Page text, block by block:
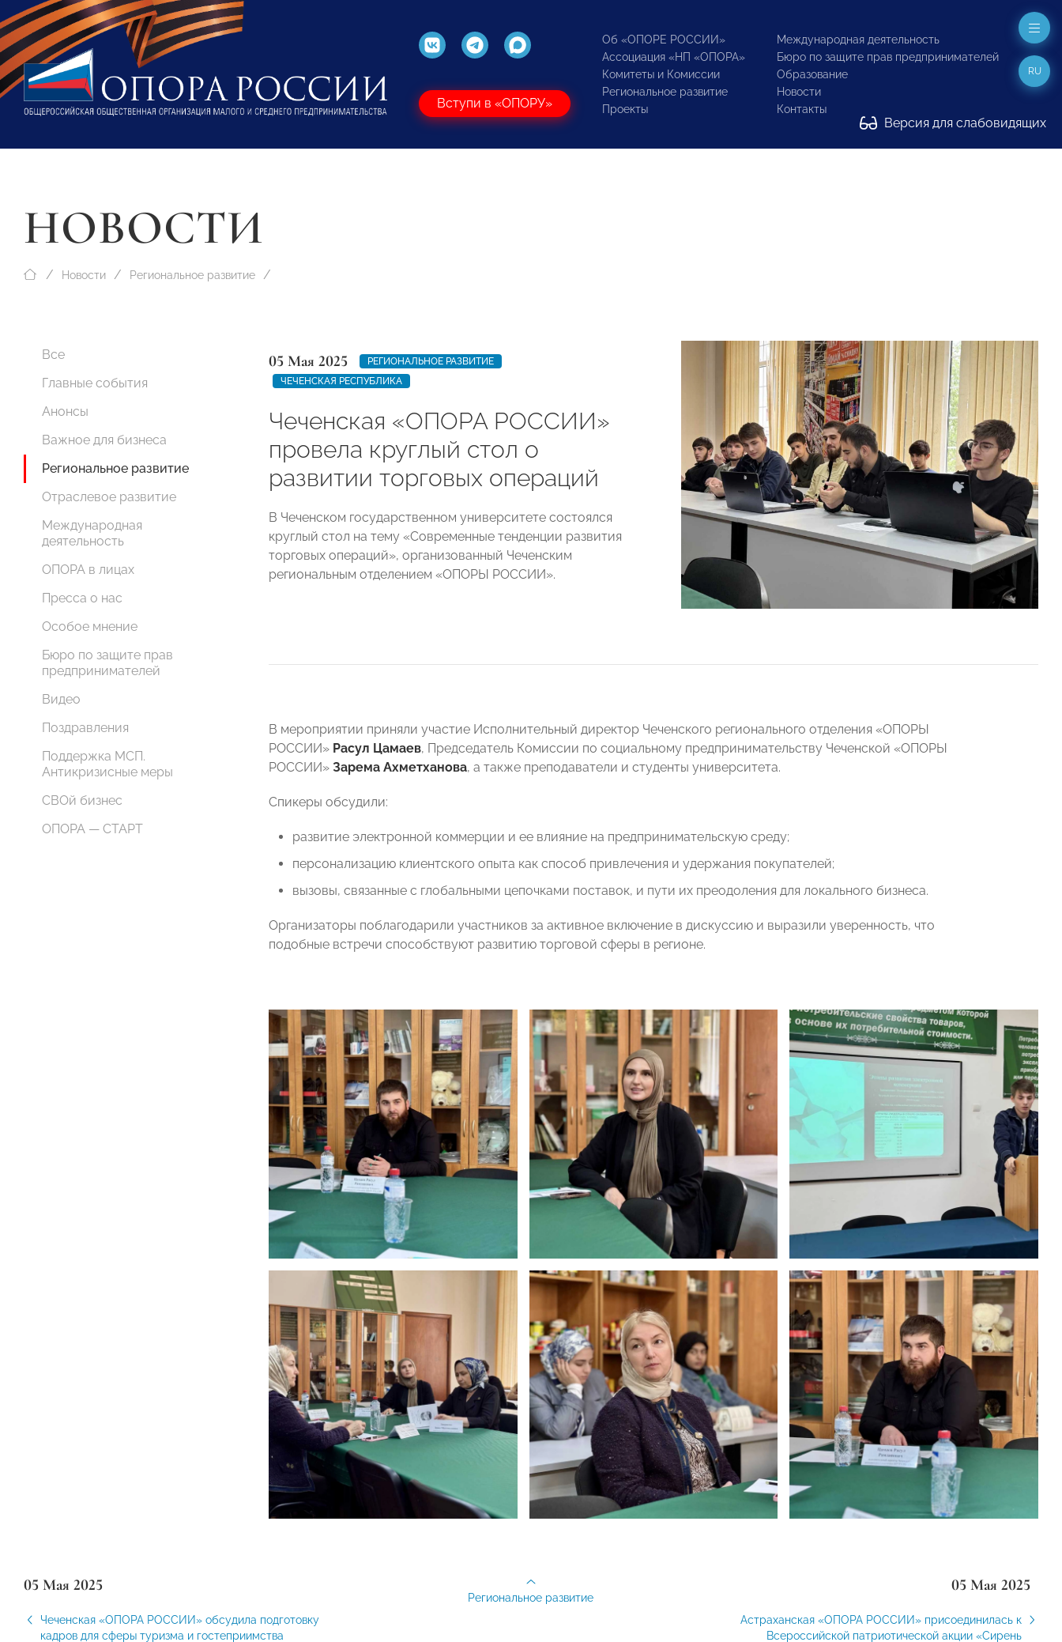
Вступи в «ОПОРУ»
Об «ОПОРЕ РОССИИ»
Ассоциация «НП «ОПОРА»
Комитеты и Комиссии
Региональное развитие
Проекты
Международная деятельность
Бюро по защите прав предпринимателей
Образование
Новости
Контакты
Версия для слабовидящих
RU
НОВОСТИ
Новости Региональное развитие
Все
Главные события
Анонсы
Важное для бизнеса
Региональное развитие
Отраслевое развитие
Международная
деятельность
ОПОРА в лицах
Пресса о нас
Особое мнение
Бюро по защите прав
предпринимателей
Видео
Поздравления
Поддержка МСП.
Антикризисные меры
СВОй бизнес
ОПОРА — СТАРТ
05 Мая 2025
РЕГИОНАЛЬНОЕ РАЗВИТИЕ
ЧЕЧЕНСКАЯ РЕСПУБЛИКА
Чеченская «ОПОРА РОССИИ»
провела круглый стол о
развитии торговых операций
В Чеченском государственном университете состоялся
круглый стол на тему «Современные тенденции развития
торговых операций», организованный Чеченским
региональным отделением «ОПОРЫ РОССИИ».
В мероприятии приняли участие Исполнительный директор Чеченского регионального отделения «ОПОРЫ
РОССИИ» Расул Цамаев, Председатель Комиссии по социальному предпринимательству Чеченской «ОПОРЫ
РОССИИ» Зарема Ахметханова, а также преподаватели и студенты университета.
Спикеры обсудили:
развитие электронной коммерции и ее влияние на предпринимательскую среду;
персонализацию клиентского опыта как способ привлечения и удержания покупателей;
вызовы, связанные с глобальными цепочками поставок, и пути их преодоления для локального бизнеса.
Организаторы поблагодарили участников за активное включение в дискуссию и выразили уверенность, что
подобные встречи способствуют развитию торговой сферы в регионе.
05 Мая 2025
Чеченская «ОПОРА РОССИИ» обсудила подготовку
кадров для сферы туризма и гостеприимства
05 Мая 2025
Астраханская «ОПОРА РОССИИ» присоединилась к
Всероссийской патриотической акции «Сирень
Региональное развитие